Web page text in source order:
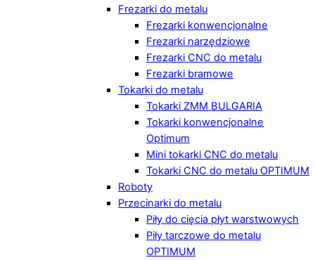
Frezarki do metalu
Frezarki konwencjonalne
Frezarki narzędziowe
Frezarki CNC do metalu
Frezarki bramowe
Tokarki do metalu
Tokarki ZMM BULGARIA
Tokarki konwencjonalne
Optimum
Mini tokarki CNC do metalu
Tokarki CNC do metalu OPTIMUM
Roboty
Przecinarki do metalu
Piły do cięcia płyt warstwowych
Piły tarczowe do metalu
OPTIMUM